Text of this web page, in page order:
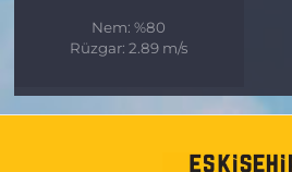
Nem: %80
Rüzgar: 2.89 m/s